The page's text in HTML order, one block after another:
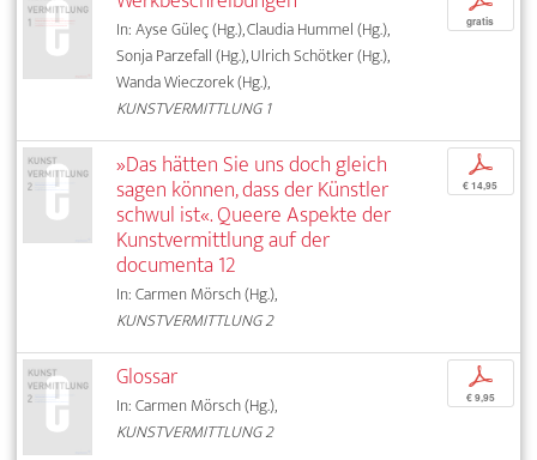
In: Ayse Güleç (Hg.), Claudia Hummel (Hg.),
Sonja Parzefall (Hg.), Ulrich Schötker (Hg.),
Wanda Wieczorek (Hg.),
KUNSTVERMITTLUNG 1
gratis
»Das hätten Sie uns doch gleich
sagen können, dass der Künstler
schwul ist«. Queere Aspekte der
Kunstvermittlung auf der
documenta 12
In: Carmen Mörsch (Hg.),
KUNSTVERMITTLUNG 2
p
€ 14,95
Glossar
In: Carmen Mörsch (Hg.),
KUNSTVERMITTLUNG 2
p
€ 9,95